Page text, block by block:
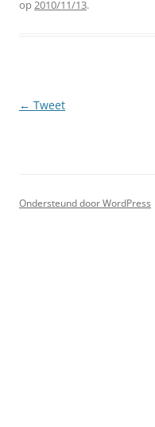
op2010/11/13.
Berichtnavigatie
← Tweet
Ondersteund door WordPress